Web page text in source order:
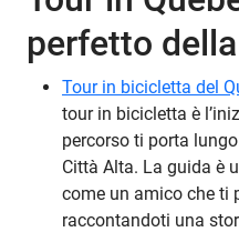
perfetto
Tour in bicicletta del
tour in bicicletta è
percorso ti porta
Città Alta. La guida è
come un amico che ti
raccontandoti una